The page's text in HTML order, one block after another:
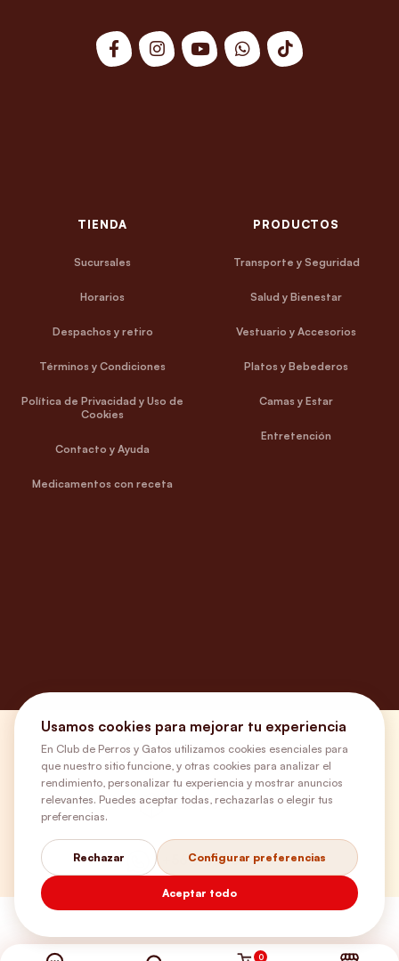
TIENDA
Sucursales
Horarios
Despachos y retiro
Términos y Condiciones
Política de Privacidad y Uso de
Cookies
Contacto y Ayuda
Medicamentos con receta
PRODUCTOS
Transporte y Seguridad
Salud y Bienestar
Vestuario y Accesorios
Platos y Bebederos
Camas y Estar
Entretención
¿Necesitas ayuda?
Envíos Gratis
+56 9 5646 8188
0
Usamos cookies para mejorar tu experiencia
En Club de Perros y Gatos utilizamos cookies esenciales para
que nuestro sitio funcione, y otras cookies para analizar el
rendimiento, personalizar tu experiencia y mostrar anuncios
relevantes. Puedes aceptar todas, rechazarlas o elegir tus
preferencias.
Rechazar Configurar preferencias
Aceptar todo